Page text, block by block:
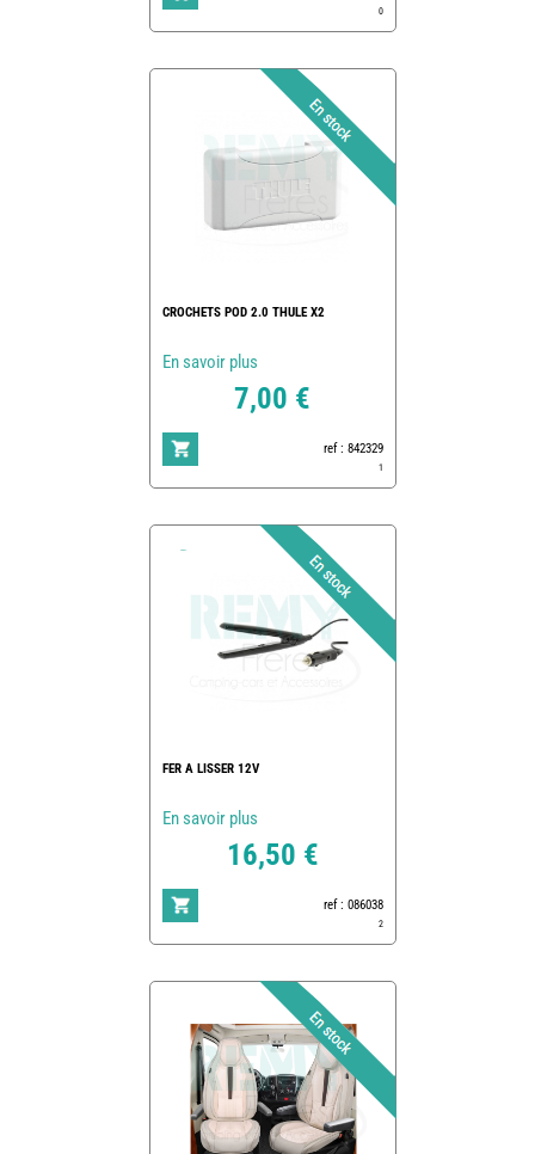
0
CROCHETS POD 2.0 THULE X2
En savoir plus
7,00 €
ref : 842329
1
FER A LISSER 12V
En savoir plus
16,50 €
ref : 086038
2